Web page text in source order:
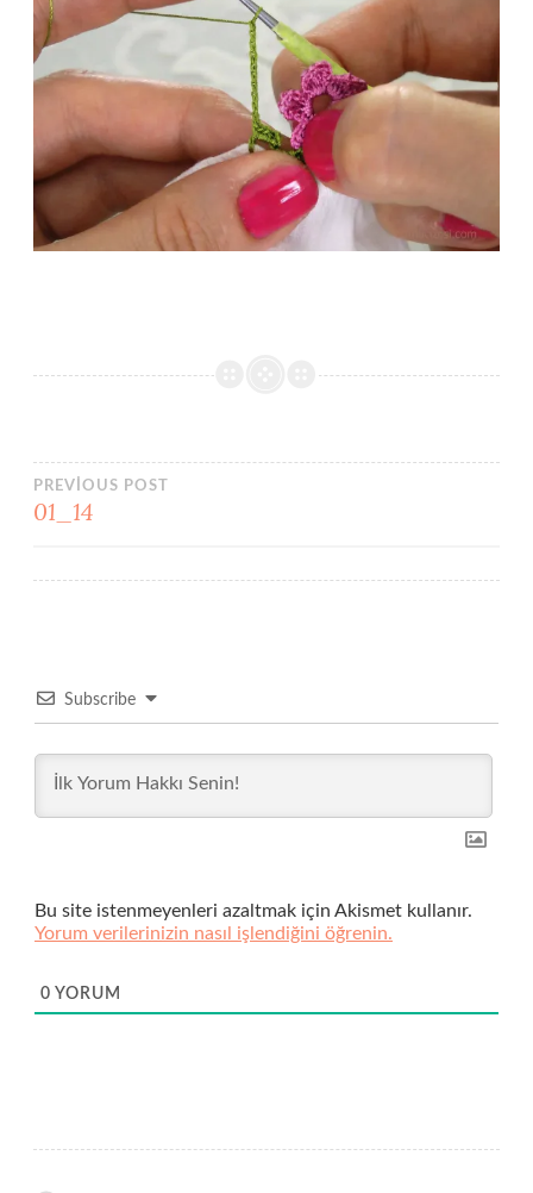
Yazı
PREVIOUS POST
01_14
Subscribe
Bu site istenmeyenleri azaltmak için Akismet kullanır.
Yorum verilerinizin nasıl işlendiğini öğrenin.
0 YORUM